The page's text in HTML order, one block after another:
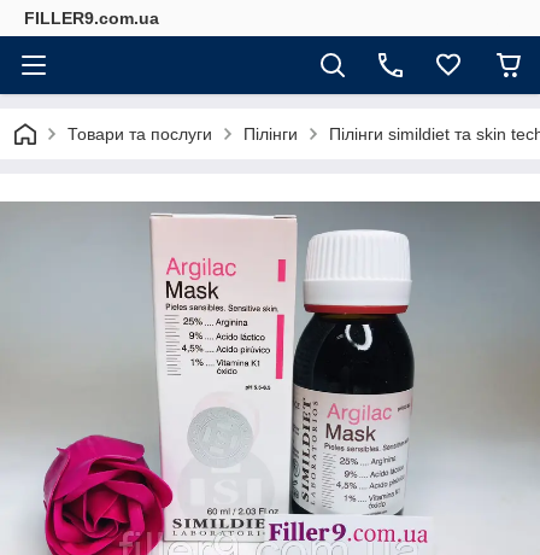
FILLER9.com.ua
Товари та послуги Пілінги Пілінги simildiet та skin